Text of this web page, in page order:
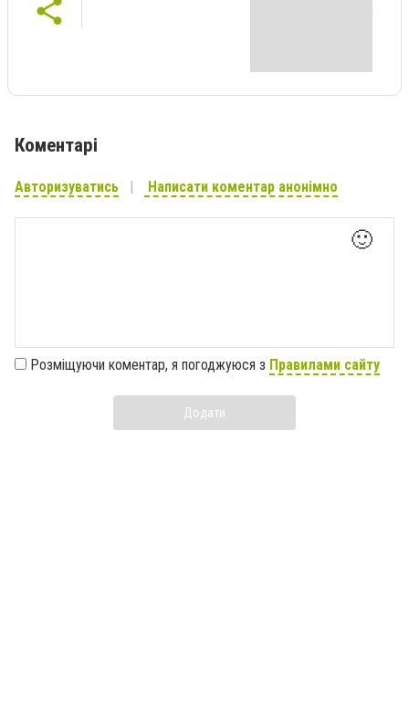
Коментарі
Авторизуватись Написати коментар анонімно
🙂
Розміщуючи коментар, я погоджуюся з Правилами сайту
Додати